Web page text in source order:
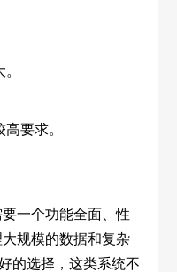
要求。
一个功能全面、性
规模的数据和复杂
的选择，这类系统不